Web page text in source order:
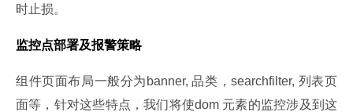
时止损。
监控点部署及报警策略
组件页面布局一般分为banner, 品类，searchfilter, 列表页
面等，针对这些特点，我们将使dom 元素的监控涉及到这